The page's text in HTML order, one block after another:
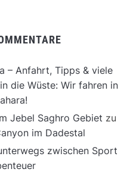
– Anfahrt, Tipps & viele
die Wüste: Wir fahren in
Jebel Saghro Gebiet zu
im Dadestal
zwischen Sport